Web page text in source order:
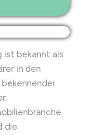
ist bekannt als
in den
die